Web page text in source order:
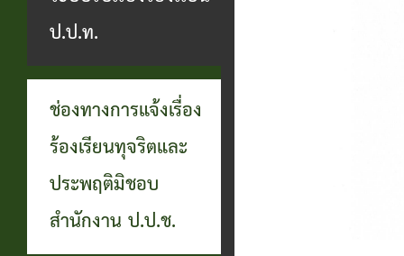
ป.ป.ท.
ช่องทางการแจ้งเรื่อง
ร้องเรียนทุจริตและ
ประพฤติมิชอบ
สำนักงาน ป.ป.ช.